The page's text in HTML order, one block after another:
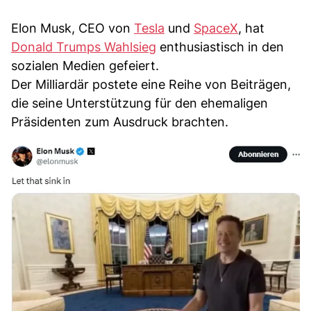
Elon Musk, CEO von Tesla und SpaceX, hat
Donald Trumps Wahlsieg enthusiastisch in den
sozialen Medien gefeiert.
Der Milliardär postete eine Reihe von Beiträgen,
die seine Unterstützung für den ehemaligen
Präsidenten zum Ausdruck brachten.